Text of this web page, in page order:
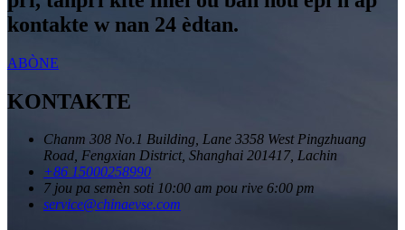
kontakte w nan 24 èdtan.
ABÒNE
KONTAKTE
Chanm 308 No.1 Building, Lane 3358 West Pingzhuang
Road, Fengxian District, Shanghai 201417, Lachin
+86 15000258990
7 jou pa semèn soti 10:00 am pou rive 6:00 pm
service@chinaevse.com